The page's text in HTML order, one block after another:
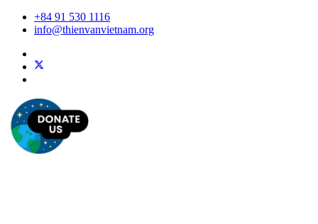
+84 91 530 1116
info@thienvanvietnam.org